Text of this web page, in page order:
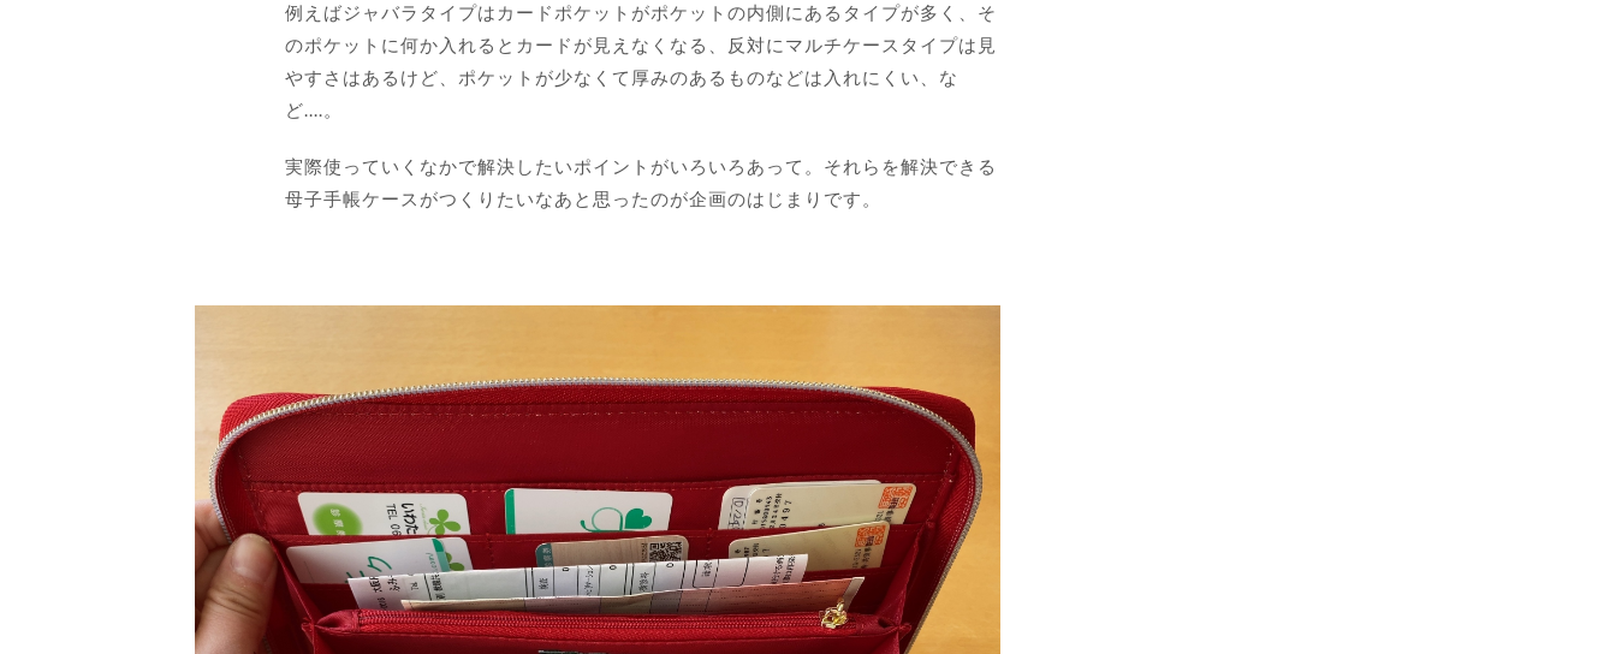
例えばジャバラタイプはカードポケットがポケットの内側にあるタイプが多く、そ
のポケットに何か入れるとカードが見えなくなる、反対にマルチケースタイプは見
やすさはあるけど、ポケットが少なくて厚みのあるものなどは入れにくい、な
ど....。
実際使っていくなかで解決したいポイントがいろいろあって。それらを解決できる
母子手帳ケースがつくりたいなあと思ったのが企画のはじまりです。